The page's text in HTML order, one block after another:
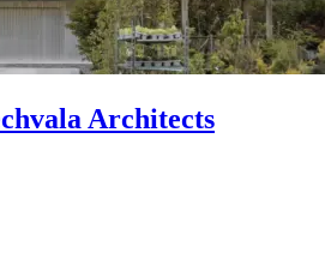
Architects